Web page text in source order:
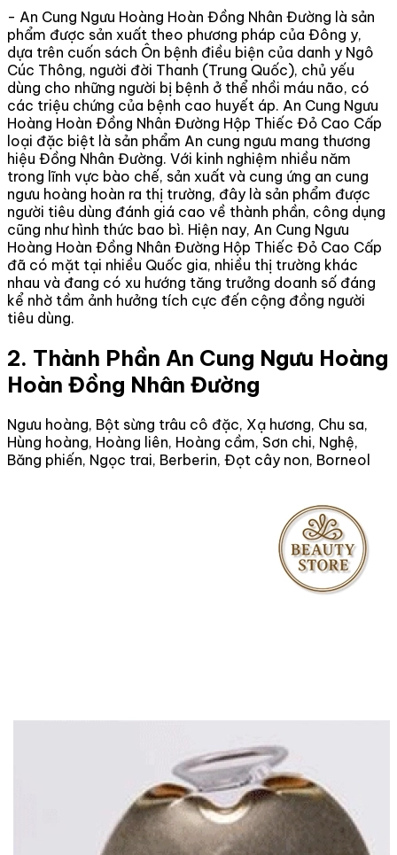
- An Cung Ngưu Hoàng Hoàn Đồng Nhân Đường là sản
phẩm được sản xuất theo phương pháp của Đông y,
dựa trên cuốn sách Ôn bệnh điều biện của danh y Ngô
Cúc Thông, người đời Thanh (Trung Quốc), chủ yếu
dùng cho những người bị bệnh ở thể nhồi máu não, có
các triệu chứng của bệnh cao huyết áp. An Cung Ngưu
Hoàng Hoàn Đồng Nhân Đường Hộp Thiếc Đỏ Cao Cấp
loại đặc biệt là sản phẩm An cung ngưu mang thương
hiệu Đồng Nhân Đường. Với kinh nghiệm nhiều năm
trong lĩnh vực bào chế, sản xuất và cung ứng an cung
ngưu hoàng hoàn ra thị trường, đây là sản phẩm được
người tiêu dùng đánh giá cao về thành phần, công dụng
cũng như hình thức bao bì. Hiện nay, An Cung Ngưu
Hoàng Hoàn Đồng Nhân Đường Hộp Thiếc Đỏ Cao Cấp
đã có mặt tại nhiều Quốc gia, nhiều thị trường khác
nhau và đang có xu hướng tăng trưởng doanh số đáng
kể nhờ tầm ảnh hưởng tích cực đến cộng đồng người
tiêu dùng.
2. Thành Phần An Cung Ngưu Hoàng
Hoàn Đồng Nhân Đường
Ngưu hoàng, Bột sừng trâu cô đặc, Xạ hương, Chu sa,
Hùng hoàng, Hoàng liên, Hoàng cầm, Sơn chi, Nghệ,
Băng phiến, Ngọc trai, Berberin, Đọt cây non, Borneol